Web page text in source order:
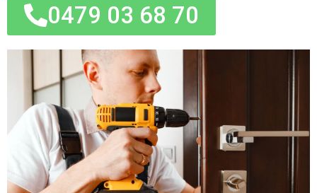
0479 03 68 70